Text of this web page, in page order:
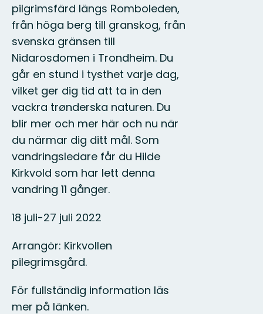
pilgrimsfärd längs Romboleden,
från höga berg till granskog, från
svenska gränsen till
Nidarosdomen i Trondheim. Du
går en stund i tysthet varje dag,
vilket ger dig tid att ta in den
vackra trønderska naturen. Du
blir mer och mer här och nu när
du närmar dig ditt mål. Som
vandringsledare får du Hilde
Kirkvold som har lett denna
vandring 11 gånger.
18 juli-27 juli 2022
Arrangör: Kirkvollen
pilegrimsgård.
För fullständig information läs
mer på länken.